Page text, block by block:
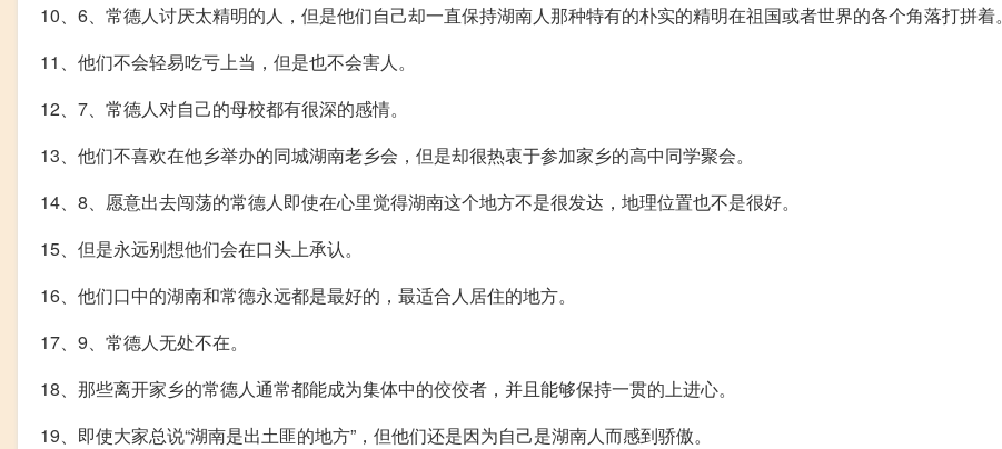
10、6、常德人讨厌太精明的人，但是他们自己却一直保持湖南人那种特有的朴实的精明在祖国或者世界的各个角落打拼着。
11、他们不会轻易吃亏上当，但是也不会害人。
12、7、常德人对自己的母校都有很深的感情。
13、他们不喜欢在他乡举办的同城湖南老乡会，但是却很热衷于参加家乡的高中同学聚会。
14、8、愿意出去闯荡的常德人即使在心里觉得湖南这个地方不是很发达，地理位置也不是很好。
15、但是永远别想他们会在口头上承认。
16、他们口中的湖南和常德永远都是最好的，最适合人居住的地方。
17、9、常德人无处不在。
18、那些离开家乡的常德人通常都能成为集体中的佼佼者，并且能够保持一贯的上进心。
19、即使大家总说“湖南是出土匪的地方”，但他们还是因为自己是湖南人而感到骄傲。